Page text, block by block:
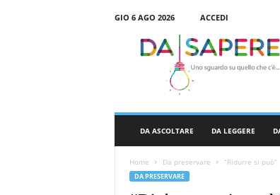
GIO 6 AGO 2026
ACCEDI
DA ASCOLTARE DA LEGGERE
Home Da preservare “Ridurre si può”
DA PRESERVARE